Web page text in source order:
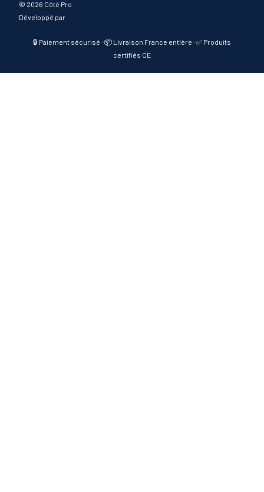
© 2026 Côté Pro
Développé par
🔒 Paiement sécurisé · 📦 Livraison France entière · ✅ Produits
certifiés CE